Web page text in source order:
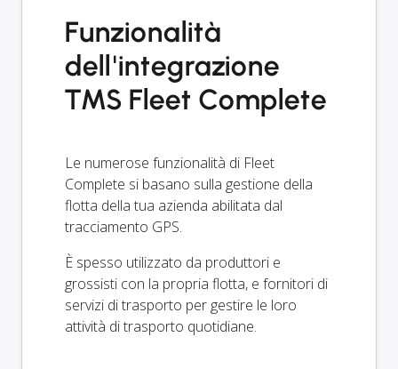
Funzionalità
dell'integrazione
TMS Fleet Complete
Le numerose funzionalità di Fleet
Complete si basano sulla gestione della
flotta della tua azienda abilitata dal
tracciamento GPS.
È spesso utilizzato da produttori e
grossisti con la propria flotta, e fornitori di
servizi di trasporto per gestire le loro
attività di trasporto quotidiane.